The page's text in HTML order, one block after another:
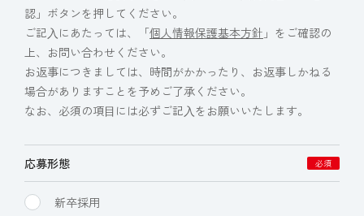
認」ボタンを押してください。
ご記⼊にあたっては、「個人情報保護基本方針 」をご確認の
上、お問い合わせください。
お返事につきましては、時間がかかったり、お返事しかねる
場合がありますことを予めご了承ください。
なお、必須の項⽬には必ずご記⼊をお願いいたします。
応募形態 必須
新卒採用